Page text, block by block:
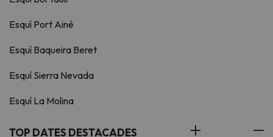
Esquí Port Ainé
Esquí Baqueira Beret
Esquí Sierra Nevada
Esquí La Molina
TOP DATES DESTACADES